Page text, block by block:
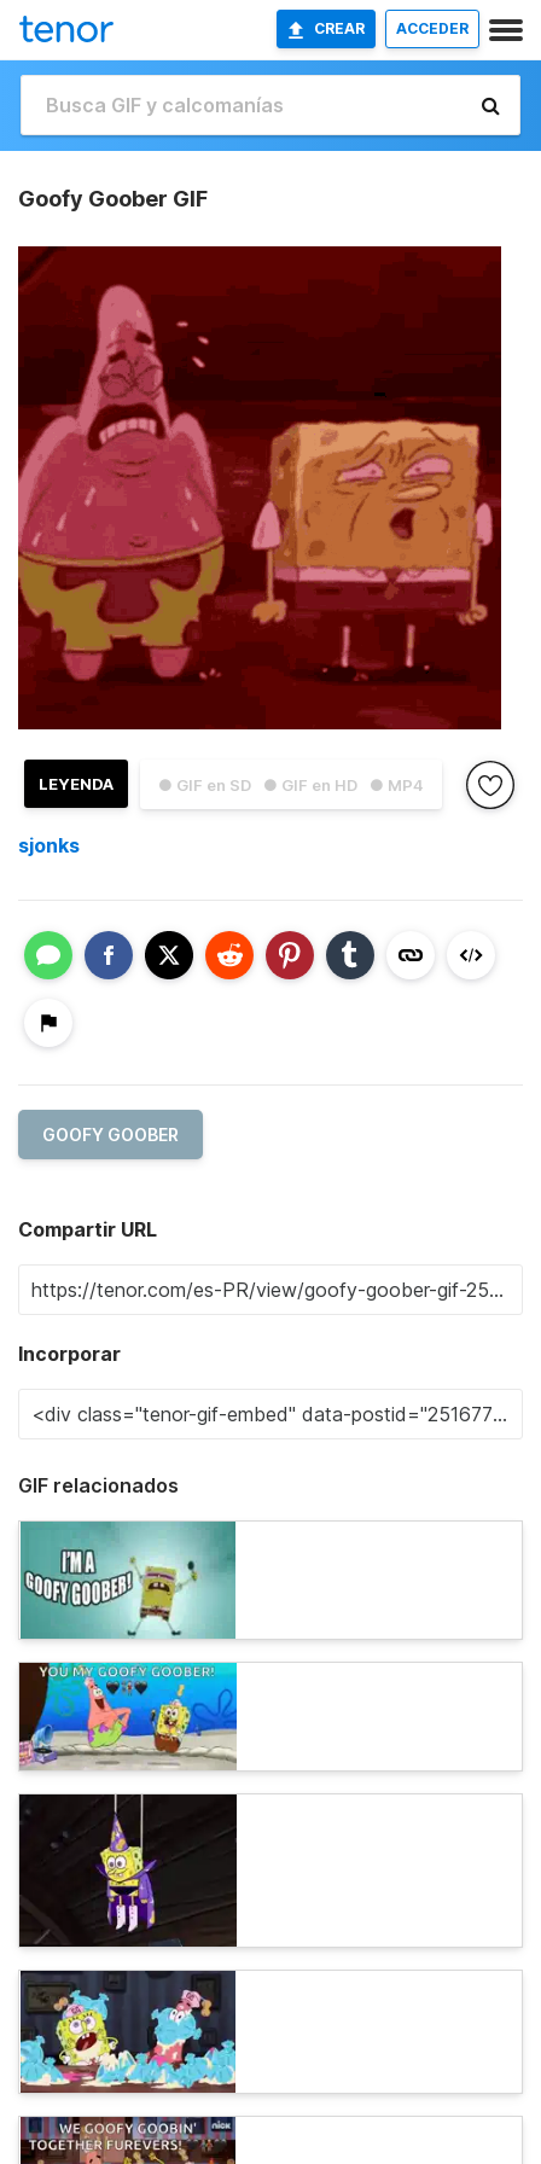
CREAR ACCEDER
Goofy Goober GIF
● GIF en SD ● GIF en HD ● MP4
LEYENDA
sjonks
GOOFY GOOBER
Compartir URL
Incorporar
GIF relacionados